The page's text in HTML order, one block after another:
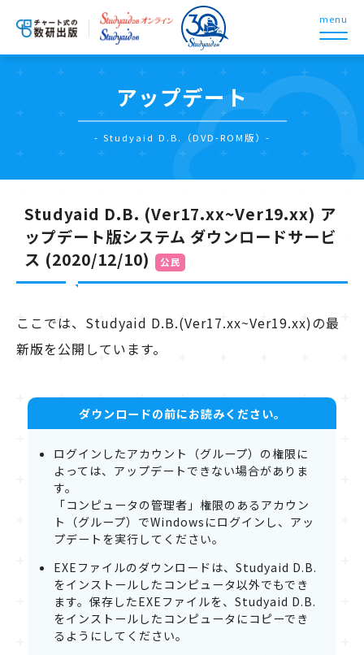
menu
アップデート
- Studyaid D.B.（DVD-ROM版）-
Studyaid D.B. (Ver17.xx~Ver19.xx) ア
ップデート版システム ダウンロードサービ
ス (2020/12/10)
公民
ここでは、Studyaid D.B.(Ver17.xx~Ver19.xx)の最
新版を公開しています。
ダウンロードの前にお読みください。
ログインしたアカウント（グループ）の権限に
よっては、アップデートできない場合がありま
す。
「コンピュータの管理者」権限のあるアカウン
ト（グループ）でWindowsにログインし、アッ
プデートを実行してください。
EXEファイルのダウンロードは、Studyaid D.B.
をインストールしたコンピュータ以外でもでき
ます。保存したEXEファイルを、Studyaid D.B.
をインストールしたコンピュータにコピーでき
るようにしてください。